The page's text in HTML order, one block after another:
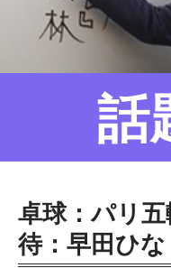
漢字の歴史
苗字100のルーツ
話
卓球：パリ
待：早田ひな